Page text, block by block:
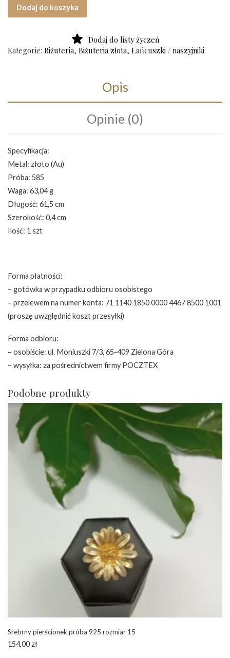
Dodaj do koszyka
Dodaj do listy życzeń
Kategorie: Biżuteria, Biżuteria złota, Łańcuszki / naszyjniki
Opis
Opinie (0)
Specyfikacja:
Metal: złoto (Au)
Próba: 585
Waga: 63,04 g
Długość: 61,5 cm
Szerokość: 0,4 cm
Ilość: 1 szt
Forma płatności:
– gotówka w przypadku odbioru osobistego
– przelewem na numer konta: 71 1140 1850 0000 4467 8500 1001
(proszę uwzględnić koszt przesyłki)
Forma odbioru:
– osobiście: ul. Moniuszki 7/3, 65-409 Zielona Góra
– wysyłka: za pośrednictwem firmy POCZTEX
Podobne produkty
Srebrny pierścionek próba 925 rozmiar 15
154,00 zł